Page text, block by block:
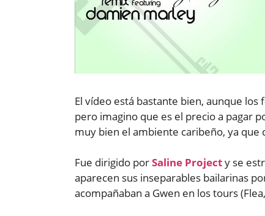
El vídeo está bastante bien, aunque
pero imagino que es el precio a pagar
muy bien el ambiente caribeño, ya que
Fue dirigido porSaline Projecty se
aparecen sus inseparables bailarinas
acompañaban a Gwen en los tours